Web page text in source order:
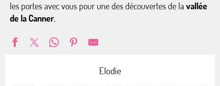
les portes avec vous pour une des découvertes de la vallée
de la Canner.
Elodie